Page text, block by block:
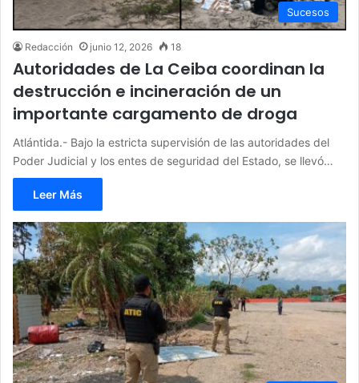
Sucesos
Redacción junio 12, 2026 18
Autoridades de La Ceiba coordinan la
destrucción e incineración de un
importante cargamento de droga
Atlántida.- Bajo la estricta supervisión de las autoridades del
Poder Judicial y los entes de seguridad del Estado, se llevó…
Leer Más